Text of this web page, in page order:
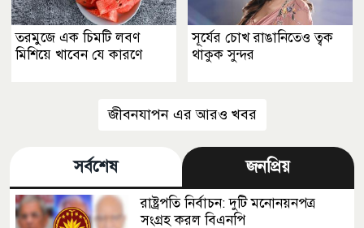
তরমুজে এক চিমটি লবণ
মিশিয়ে খাবেন যে কারণে
সূর্যের চোখ রাঙানিতেও ত্বক
থাকুক সুন্দর
জীবনযাপন এর আরও খবর
সর্বশেষ জনপ্রিয়
রাষ্ট্রপতি নির্বাচন: দুটি মনোনয়নপত্র
সংগ্রহ করল বিএনপি